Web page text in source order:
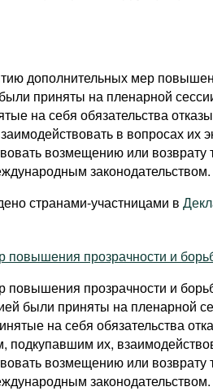
дополнительных мер
приняты на пленарной
на себя обязательства
в вопросах их
возмещению или
законодательством.
странами-участницами в
прозрачности и
прозрачности и
были приняты на пленарной
на себя обязательства
их,
возмещению или
законодательством.